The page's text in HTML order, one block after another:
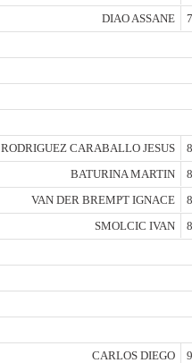
DIAO ASSANE
RODRIGUEZ CARABALLO JESUS
BATURINA MARTIN
VAN DER BREMPT IGNACE
SMOLCIC IVAN
CARLOS DIEGO